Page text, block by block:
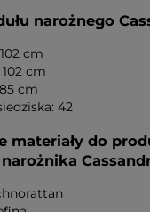
narożnego
cm
cm
cm
42
materiały do